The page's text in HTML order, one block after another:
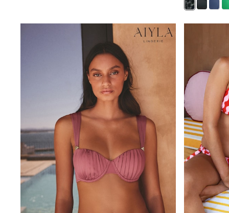
Swimshorts
Tops & T-Shirts
Girls Holiday Shop
All Swimwear
Beach Dresses & Kaftans
Sun Hats & Caps
Jumpsuits & Playsuits
Rash Vests
Sandals & Sliders
Shorts
Skirts
Sunglasses
Sunsafe Swimwear
Tops & T-Shirts
Baby Holiday Shop
Baby Travel Accessories
All Accessories
Beach Bags